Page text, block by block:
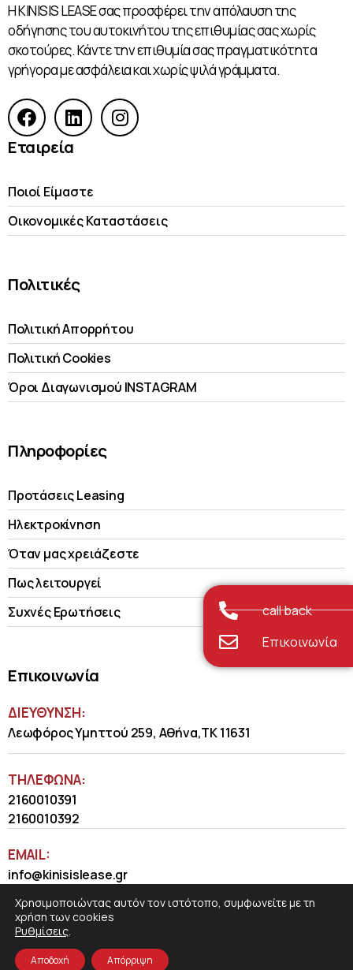
Η KINISIS LEASE σας προσφέρει την απόλαυση της
οδήγησης του αυτοκινήτου της επιθυμίας σας χωρίς
σκοτούρες. Κάντε την επιθυμία σας πραγματικότητα
γρήγορα με ασφάλεια και χωρίς ψιλά γράμματα.
Εταιρεία
Ποιοί Είμαστε
Οικονομικές Kαταστάσεις
Πολιτικές
Πολιτική Απορρήτου
Πολιτική Cookies
Όροι Διαγωνισμού INSTAGRAM
Πληροφορίες
Προτάσεις Leasing
Ηλεκτροκίνηση
Όταν μας χρειάζεστε
Πως λειτουργεί
Συχνές Ερωτήσεις
Επικοινωνία
ΔΙΕΥΘΥΝΣΗ:
Λεωφόρος Υμηττού 259, Αθήνα,ΤΚ 11631
ΤΗΛΈΦΩΝΑ:
2160010391
2160010392
EMAIL:
info@kinisislease.gr
call back
Επικοινωνία
Χρησιμοποιώντας αυτόν τον ιστότοπο, συμφωνείτε με τη
χρήση των cookies
Ρυθμίσεις.
Αποδοχή Απόρριψη